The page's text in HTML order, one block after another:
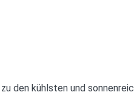
den kühlsten und